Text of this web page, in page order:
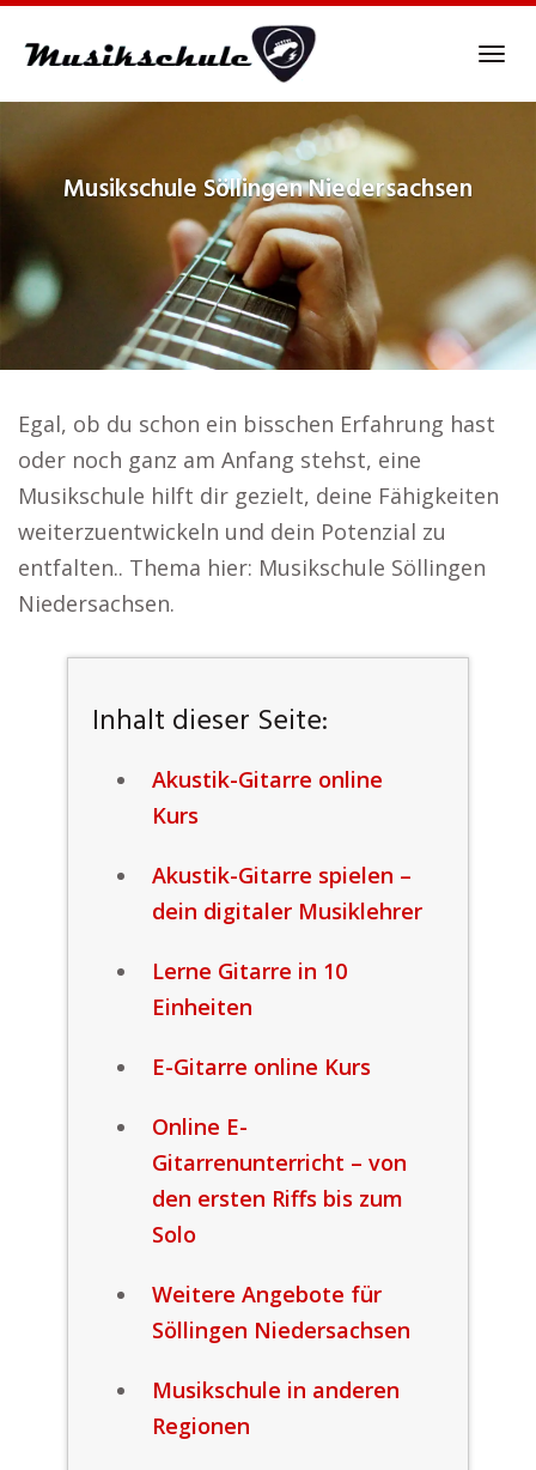
Musikschule Söllingen Niedersachsen
Egal, ob du schon ein bisschen Erfahrung hast
oder noch ganz am Anfang stehst, eine
Musikschule hilft dir gezielt, deine Fähigkeiten
weiterzuentwickeln und dein Potenzial zu
entfalten.. Thema hier: Musikschule Söllingen
Niedersachsen.
Inhalt dieser Seite:
Akustik-Gitarre online
Kurs
Akustik-Gitarre spielen –
dein digitaler Musiklehrer
Lerne Gitarre in 10
Einheiten
E-Gitarre online Kurs
Online E-
Gitarrenunterricht – von
den ersten Riffs bis zum
Solo
Weitere Angebote für
Söllingen Niedersachsen
Musikschule in anderen
Regionen